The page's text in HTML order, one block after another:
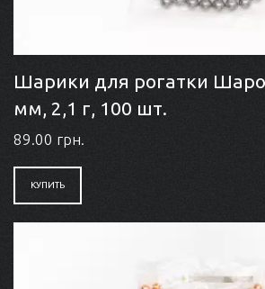
Шарики для рогатки
мм, 2,1 г, 100 шт.
89.00 грн.
КУПИТЬ